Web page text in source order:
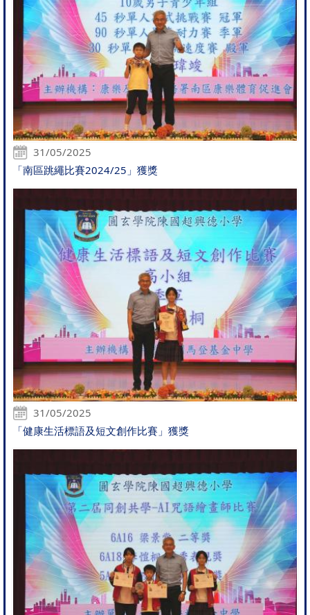
31/05/2025
「南區跳繩比賽2024/25」獲獎
31/05/2025
「健康生活標語及短文創作比賽」獲獎